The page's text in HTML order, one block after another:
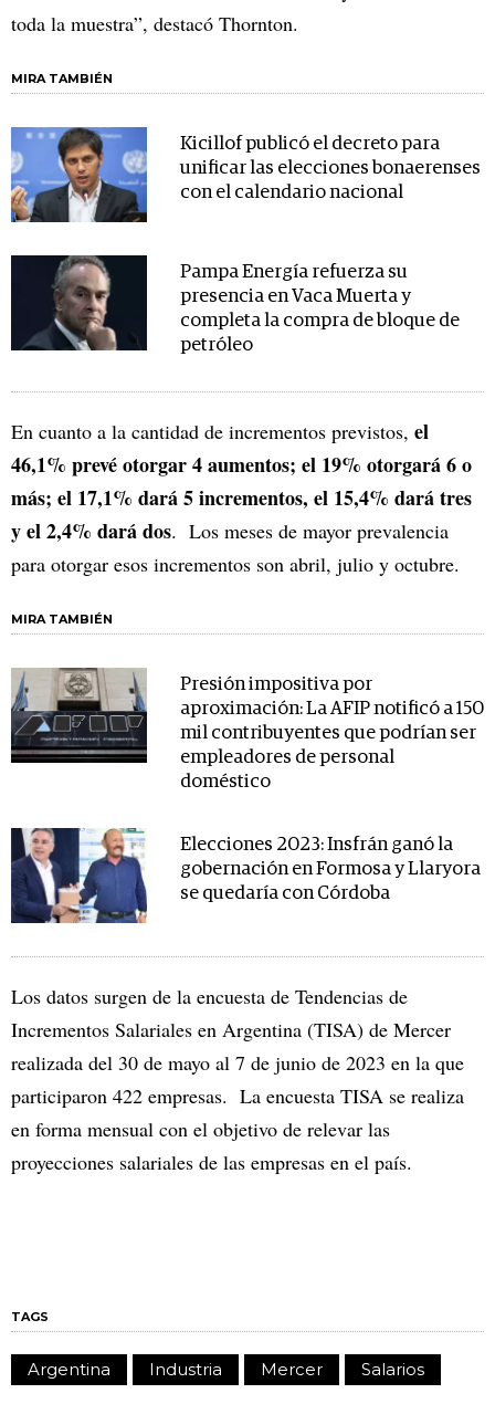
toda la muestra”, destacó Thornton.
MIRA TAMBIÉN
Kicillof publicó el decreto para
unificar las elecciones bonaerenses
con el calendario nacional
Pampa Energía refuerza su
presencia en Vaca Muerta y
completa la compra de bloque de
petróleo
En cuanto a la cantidad de incrementos previstos, el
46,1% prevé otorgar 4 aumentos; el 19% otorgará 6 o
más; el 17,1% dará 5 incrementos, el 15,4% dará tres
y el 2,4% dará dos. Los meses de mayor prevalencia
para otorgar esos incrementos son abril, julio y octubre.
MIRA TAMBIÉN
Presión impositiva por
aproximación: La AFIP notificó a 150
mil contribuyentes que podrían ser
empleadores de personal
doméstico
Elecciones 2023: Insfrán ganó la
gobernación en Formosa y Llaryora
se quedaría con Córdoba
Los datos surgen de la encuesta de Tendencias de
Incrementos Salariales en Argentina (TISA) de Mercer
realizada del 30 de mayo al 7 de junio de 2023 en la que
participaron 422 empresas. La encuesta TISA se realiza
en forma mensual con el objetivo de relevar las
proyecciones salariales de las empresas en el país.
TAGS
Argentina Industria Mercer Salarios